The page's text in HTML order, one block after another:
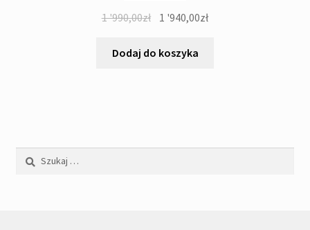
1 '990,00zł Pierwotna
wynosiła:
1 '940,00złAktualna
Dodaj do koszyka
Szukaj: